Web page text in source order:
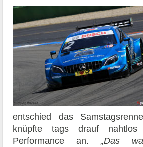
entschied das
knüpfte tags drauf
Performance an.„Das